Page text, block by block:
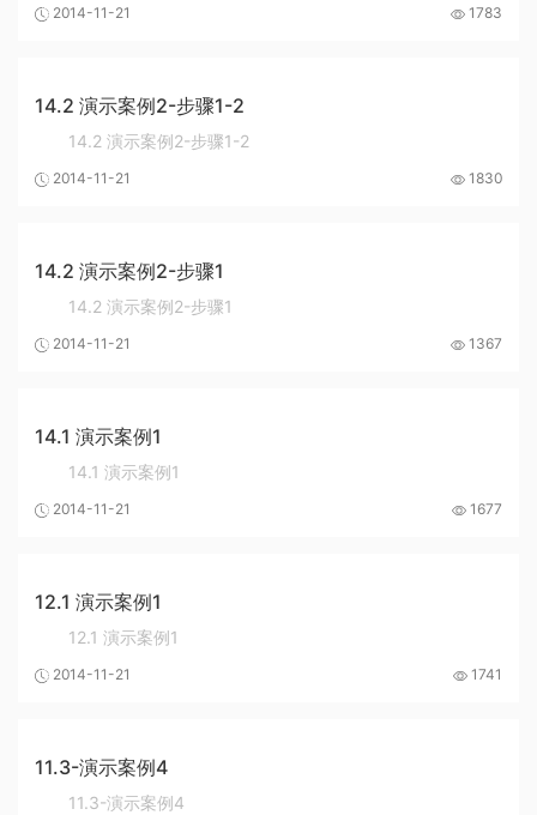
2014-11-21 1783
14.2 演示案例2-步骤1-2
14.2 演示案例2-步骤1-2
2014-11-21 1830
14.2 演示案例2-步骤1
14.2 演示案例2-步骤1
2014-11-21 1367
14.1 演示案例1
14.1 演示案例1
2014-11-21 1677
12.1 演示案例1
12.1 演示案例1
2014-11-21 1741
11.3-演示案例4
11.3-演示案例4